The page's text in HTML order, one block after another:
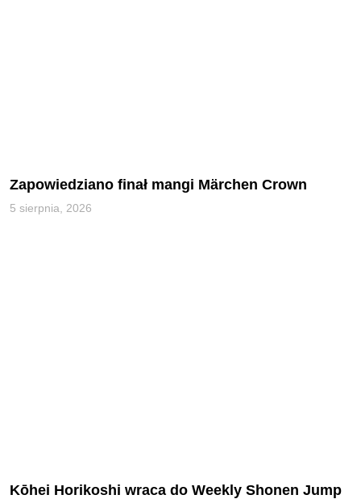
Zapowiedziano finał mangi Märchen Crown
5 sierpnia, 2026
Kōhei Horikoshi wraca do Weekly Shonen Jump